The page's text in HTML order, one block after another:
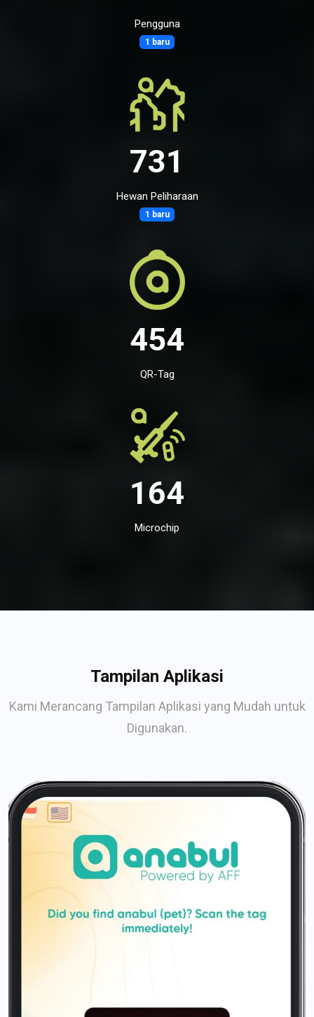
Pengguna
1 baru
731
Hewan Peliharaan
1 baru
454
QR-Tag
164
Microchip
Tampilan Aplikasi
Kami Merancang Tampilan Aplikasi yang Mudah untuk
Digunakan.